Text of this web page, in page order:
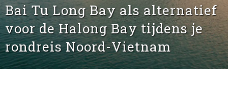
Bai Tu Long Bay als alternatief
voor de Halong Bay tijdens je
rondreis Noord-Vietnam